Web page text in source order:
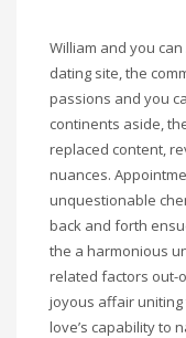
William and you
dating site, the
passions and you
continents aside,
replaced content,
nuances.
unquestionable
back and forth
the a harmonious
related factors out-
joyous affair
love’s capability to